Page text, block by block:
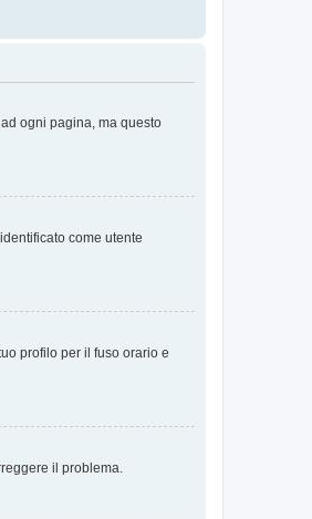
ogni pagina, ma questo
come utente
profilo per il fuso orario e
il problema.